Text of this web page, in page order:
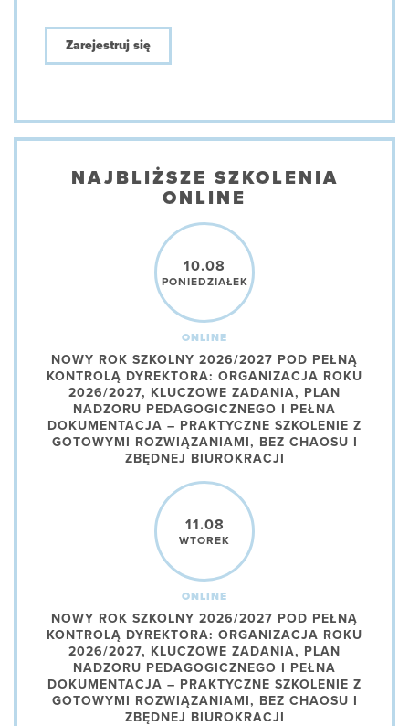
Zarejestruj się
NAJBLIŻSZE SZKOLENIA
ONLINE
10.08
PONIEDZIAŁEK
ONLINE
NOWY ROK SZKOLNY 2026/2027 POD PEŁNĄ
KONTROLĄ DYREKTORA: ORGANIZACJA ROKU
2026/2027, KLUCZOWE ZADANIA, PLAN
NADZORU PEDAGOGICZNEGO I PEŁNA
DOKUMENTACJA – PRAKTYCZNE SZKOLENIE Z
GOTOWYMI ROZWIĄZANIAMI, BEZ CHAOSU I
ZBĘDNEJ BIUROKRACJI
11.08
WTOREK
ONLINE
NOWY ROK SZKOLNY 2026/2027 POD PEŁNĄ
KONTROLĄ DYREKTORA: ORGANIZACJA ROKU
2026/2027, KLUCZOWE ZADANIA, PLAN
NADZORU PEDAGOGICZNEGO I PEŁNA
DOKUMENTACJA – PRAKTYCZNE SZKOLENIE Z
GOTOWYMI ROZWIĄZANIAMI, BEZ CHAOSU I
ZBĘDNEJ BIUROKRACJI